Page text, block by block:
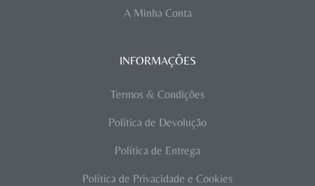
A Minha Conta
INFORMAÇÕES
Termos & Condições
Política de Devolução
Política de Entrega
Política de Privacidade e Cookies